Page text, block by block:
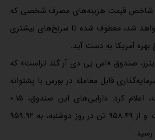
بر شاخص قیمت هزینه‌های مصرف شخصی که
شد، معطوف شده تا سرنخ‌های بیشتری
آمریکا به دست آید.
صندوق «اس پی دی آر گلد تراست» که
قابل معامله در بورس با پشتوانه
طلا در جهان است، اعلام کرد: دارایی‌های این صندوق، ۰.۱۵
درصد افزایش یافت و از ۹۵۸.۴۹ تن در روز دوشنبه، به ۹۵۹.۹۲